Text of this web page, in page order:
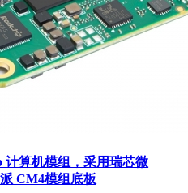
计算机模组，采用瑞芯微
CM4模组底板